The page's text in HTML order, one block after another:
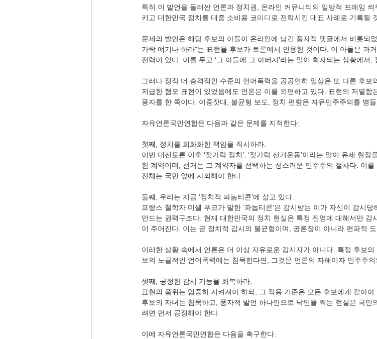
특히 이 발언을 둘러싼 언론과 정치권, 온라인 커뮤니티의 일방적 프레임
키고 대한민국 정치를 대중 소비용 코미디로 전락시킨 대표 사례로 기록될
문제의 발언은 해당 후보의 아들이 온라인에 남긴 풍자적 댓글에서 비롯되
가락 얘기나 하라"는 표현을 후보가 토론에서 인용한 것이다. 이 아들은 과
전력이 있다. 이를 두고 ‘그 아들에 그 아버지’라는 말이 회자되는 상황에서
그러나 정작 더 충격적인 수준의 언어폭력을 공공연히 일삼은 또 다른 후
저급한 혐오 표현이 있었음에도 언론은 이를 외면하고 있다. 표현의 저열함
풍자를 한 쪽이다. 이중잣대, 불균형 보도, 정치 편향은 자유민주주의를 병들
자유언론국민연합은 다음과 같은 문제를 지적한다:
첫째, 정치를 희화화한 책임을 직시하라.
이번 대선토론 이후 ‘젓가락 정치’, ‘젓가락 선거운동’이라는 말이 유세 현
한 계약이며, 선거는 그 계약자를 선택하는 성스러운 민주주의 절차다. 이
전체는 국민 앞에 사죄해야 한다.
둘째, 우리는 지금 ‘정치적 파놉티콘’에 살고 있다.
프랑스 철학자 미셸 푸코가 말한 ‘파놉티콘’은 감시받는 이가 자신이 감시
만드는 권력구조다. 현재 대한민국의 정치 현실은 특정 진영에 대해서만 감
이 주어진다. 이는 곧 정치적 감시의 불균형이며, 공론장이 아니라 편파적
이러한 상황 속에서 언론은 더 이상 자유로운 감시자가 아니다. 특정 후보
보의 노골적인 언어폭력에는 침묵한다면, 그것은 언론의 자해이자 민주주의
셋째, 공정한 감시 기능을 회복하라.
표현의 품위는 엄중히 지켜져야 하되, 그 적용 기준은 모든 후보에게 같아
후보의 자녀는 침묵하고, 풍자적 발언 하나만으로 낙인을 찍는 현실은 국민
려면 먼저 공정해야 한다.
이에 자유언론국민연합은 다음을 촉구한다: